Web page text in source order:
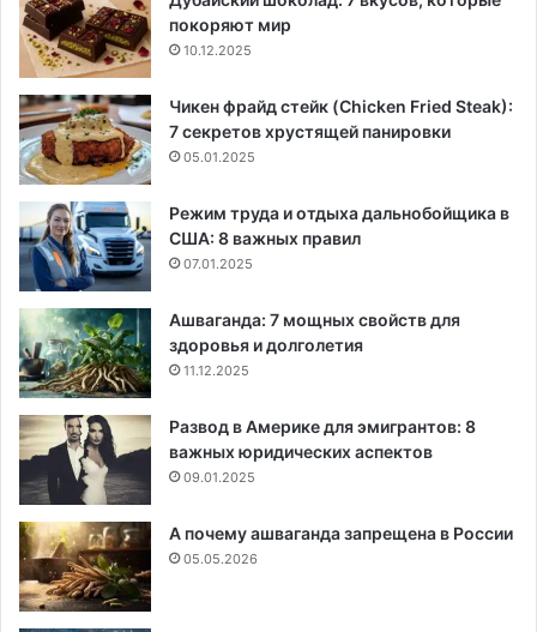
покоряют мир
10.12.2025
Чикен фрайд стейк (Chicken Fried Steak):
7 секретов хрустящей панировки
05.01.2025
Режим труда и отдыха дальнобойщика в
США: 8 важных правил
07.01.2025
Ашваганда: 7 мощных свойств для
здоровья и долголетия
11.12.2025
Развод в Америке для эмигрантов: 8
важных юридических аспектов
09.01.2025
А почему ашваганда запрещена в России
05.05.2026